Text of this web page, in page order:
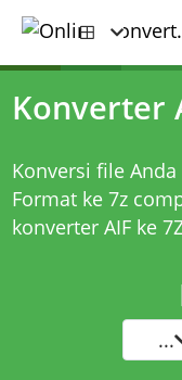
Konverter
Konversi file
Format ke 7z
konverter AIF ke
...